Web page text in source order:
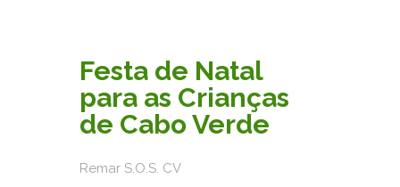
Festa de Natal
para as Crianças
de Cabo Verde
Remar S.O.S. CV